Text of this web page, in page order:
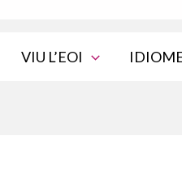
VIU L’EOI